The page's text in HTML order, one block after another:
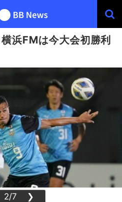
浜FMは今大会初勝利
2/7 ❯